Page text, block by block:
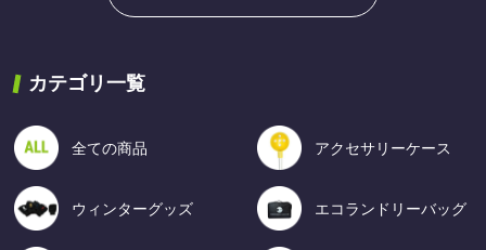
カテゴリ一覧
全ての商品 アクセサリーケース
ウィンターグッズ エコランドリーバッグ